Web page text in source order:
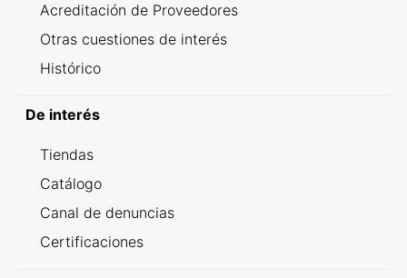
Acreditación de Proveedores
Otras cuestiones de interés
Histórico
De interés
Tiendas
Catálogo
Canal de denuncias
Certificaciones